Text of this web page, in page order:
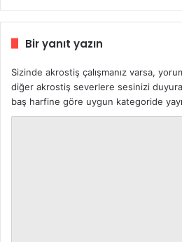
Bir yanıt yazın
Sizinde akrostiş çalışmanız varsa,
diğer akrostiş severlere sesinizi
baş harfine göre uygun kategoride